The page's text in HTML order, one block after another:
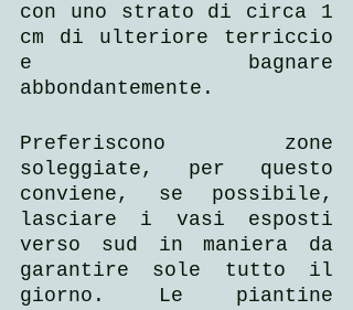
con uno strato di circa 1
cm di ulteriore terriccio
e bagnare
abbondantemente.
Preferiscono zone
soleggiate, per questo
conviene, se possibile,
lasciare i vasi esposti
verso sud in maniera da
garantire sole tutto il
giorno. Le piantine